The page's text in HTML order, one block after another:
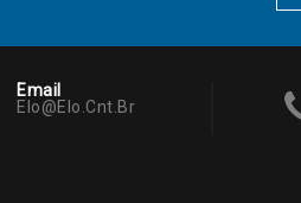
Email
Elo@elo.cnt.br